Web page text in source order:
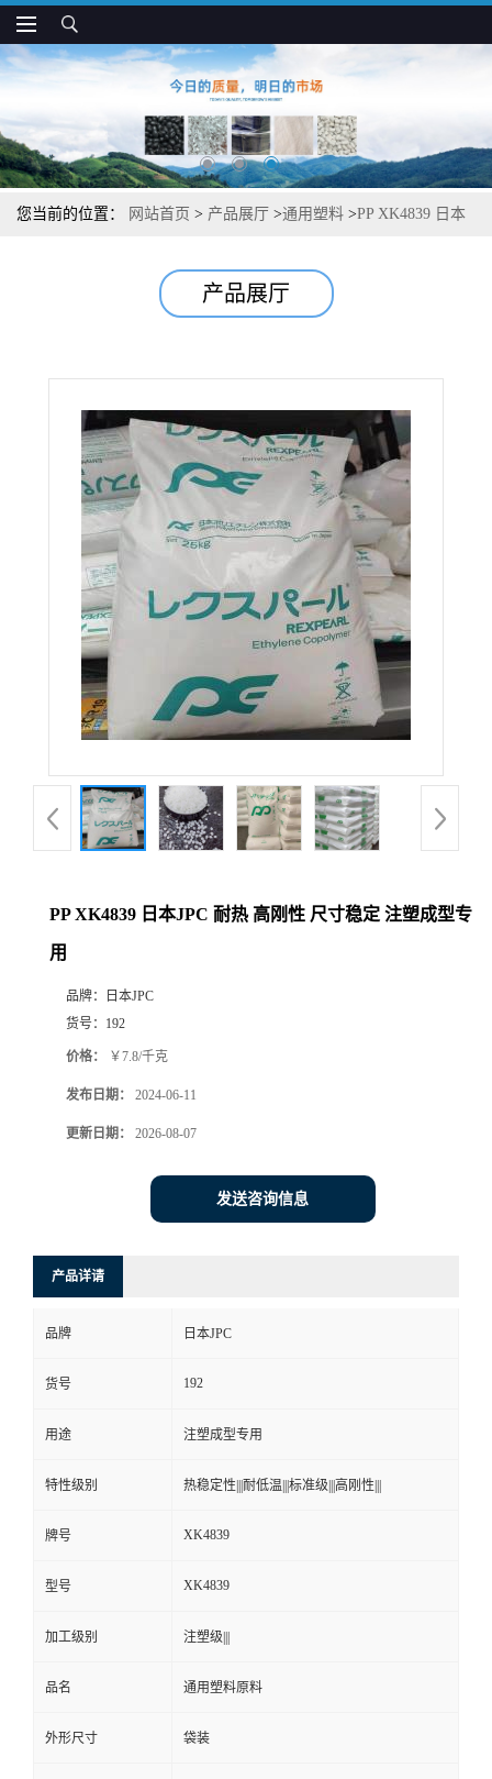
您当前的位置： 网站首页 > 产品展厅 >通用塑料 >PP XK4839 日本
产品展厅
PP XK4839 日本JPC 耐热 高刚性 尺寸稳定 注塑成型专
用
品牌：
日本JPC
货号： 192
价格： ￥7.8/千克
发布日期： 2024-06-11
更新日期： 2026-08-07
发送咨询信息
产品详请
品牌 日本JPC
货号 192
用途 注塑成型专用
特性级别 热稳定性|||耐低温|||标准级|||高刚性|||
牌号 XK4839
型号 XK4839
加工级别 注塑级|||
品名 通用塑料原料
外形尺寸 袋装